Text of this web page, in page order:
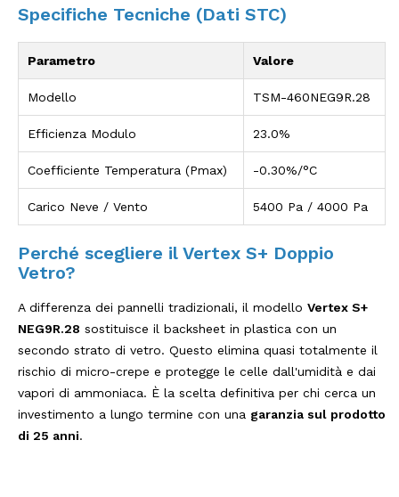
Specifiche Tecniche (Dati STC)
Parametro Valore
Modello TSM-460NEG9R.28
Efficienza Modulo 23.0%
Coefficiente Temperatura (Pmax) -0.30%/°C
Carico Neve / Vento 5400 Pa / 4000 Pa
Perché scegliere il Vertex S+ Doppio
Vetro?
A differenza dei pannelli tradizionali, il modello Vertex S+
NEG9R.28 sostituisce il backsheet in plastica con un
secondo strato di vetro. Questo elimina quasi totalmente il
rischio di micro-crepe e protegge le celle dall'umidità e dai
vapori di ammoniaca. È la scelta definitiva per chi cerca un
investimento a lungo termine con una garanzia sul prodotto
di 25 anni.